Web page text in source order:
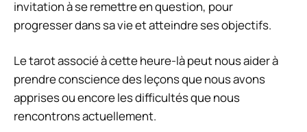
invitation à se remettre en question, pour
progresser dans sa vie et atteindre ses objectifs.
Le tarot associé à cette heure-là peut nous aider à
prendre conscience des leçons que nous avons
apprises ou encore les difficultés que nous
rencontrons actuellement.